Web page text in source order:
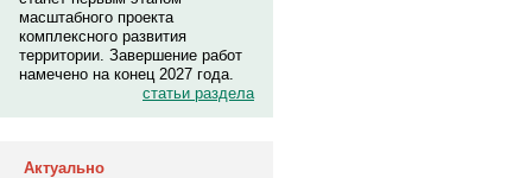
масштабного проекта
комплексного развития
территории. Завершение работ
намечено на конец 2027 года.
статьи раздела
Актуально